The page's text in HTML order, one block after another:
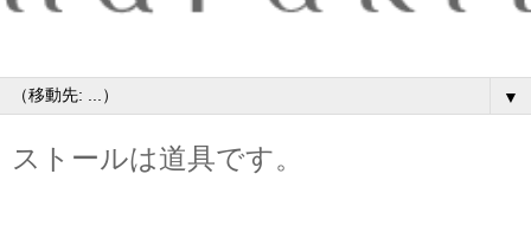
▼
ストールは道具です。